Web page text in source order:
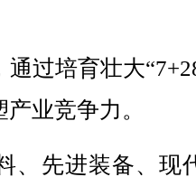
过培育壮大
业竞争力。
先进装备、现